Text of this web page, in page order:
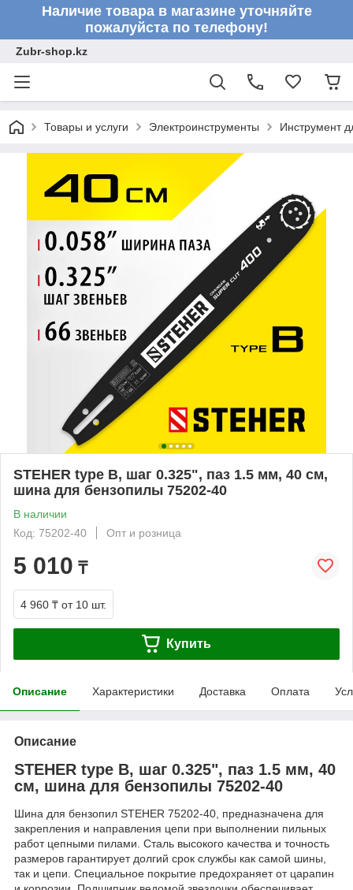
Наличие товара в магазине уточняйте
пожалуйста по телефону!
Zubr-shop.kz
Товары и услуги Электроинструменты Инструмент
STEHER type B, шаг 0.325", паз 1.5 мм, 40 см,
шина для бензопилы 75202-40
В наличии
Код: 75202-40
Опт и розница
5 010 ₸
4 960 ₸ от 10 шт.
Купить
Описание Характеристики Доставка Оплата
Описание
STEHER type B, шаг 0.325", паз 1.5 мм, 40
см, шина для бензопилы 75202-40
Шина для бензопил STEHER 75202-40, предназначена для
закрепления и направления цепи при выполнении пильных
работ цепными пилами. Сталь высокого качества и точность
размеров гарантирует долгий срок службы как самой шины,
так и цепи. Специальное покрытие предохраняет от царапин